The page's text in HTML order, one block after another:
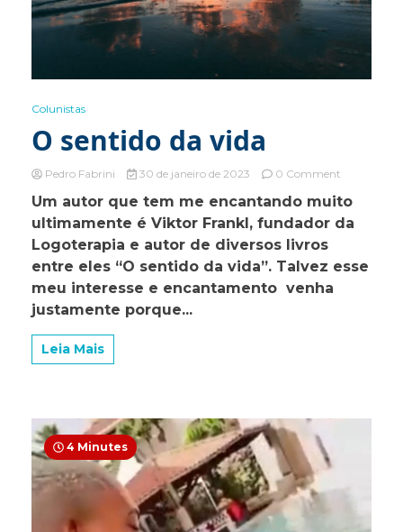
Colunistas
O sentido da vida
Pedro Fabrini 30 de janeiro de 2023 0 Commenton
sentido
da
Um autor que tem me encantando muito
ultimamente é Viktor Frankl, fundador da
Logoterapia e autor de diversos livros
entre eles “O sentido da vida”. Talvez esse
meu interesse e encantamento venha
justamente porque...
Leia Mais
4 Minutes